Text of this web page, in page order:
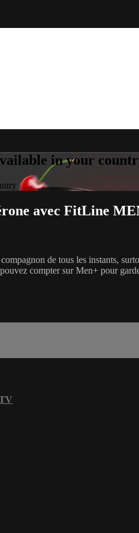
in your
avec FitLine
de tous les instants,
compter sur Men+ pour